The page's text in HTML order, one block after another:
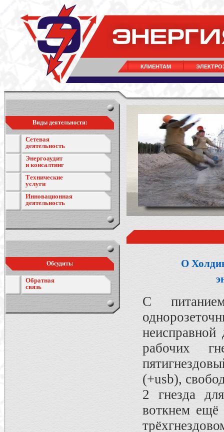
КЛИЕНТАМ
Виды деятельности:
Сетевая
деятельность
Энергоаудит
и консалтинг
Технические
услуги
Инновационная
деятельность
Обсудить:
Обратная
связь
О
С
рабочих
(+usb),
2 гнезда
воткнем ещё